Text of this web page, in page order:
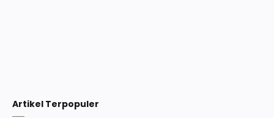
Artikel Terpopuler